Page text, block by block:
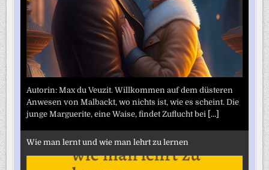
Autorin: Max du Veuzit. Willkommen auf dem düsteren
Anwesen von Malbackt, wo nichts ist, wie es scheint. Die
junge Marguerite, eine Waise, findet Zuflucht bei [...]
Wie man lernt und wie man lehrt zu lernen